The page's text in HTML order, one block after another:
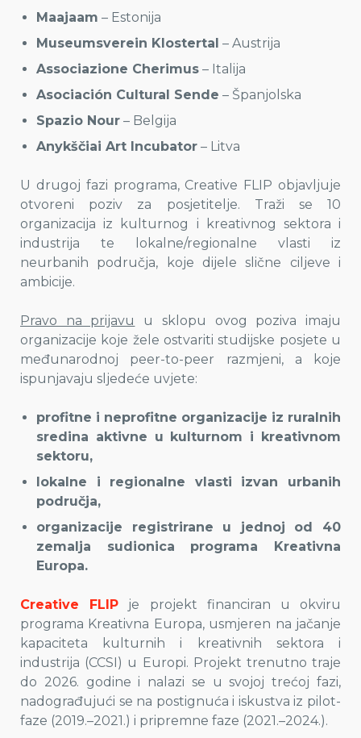
Maajaam – Estonija
Museumsverein Klostertal – Austrija
Associazione Cherimus – Italija
Asociación Cultural Sende – Španjolska
Spazio Nour – Belgija
Anykščiai Art Incubator – Litva
U drugoj fazi programa, Creative FLIP objavljuje
otvoreni poziv za posjetitelje. Traži se 10
organizacija iz kulturnog i kreativnog sektora i
industrija te lokalne/regionalne vlasti iz
neurbanih područja, koje dijele slične ciljeve i
ambicije.
Pravo na prijavu
u sklopu ovog poziva imaju
organizacije koje žele ostvariti studijske posjete u
međunarodnoj peer-to-peer razmjeni, a koje
ispunjavaju sljedeće uvjete:
profitne i neprofitne organizacije iz ruralnih
sredina aktivne u kulturnom i kreativnom
sektoru,
lokalne i regionalne vlasti izvan urbanih
područja,
organizacije registrirane u jednoj od 40
zemalja sudionica programa Kreativna
Europa.
Creative FLIP je projekt financiran u okviru
programa Kreativna Europa, usmjeren na jačanje
kapaciteta kulturnih i kreativnih sektora i
industrija (CCSI) u Europi. Projekt trenutno traje
do 2026. godine i nalazi se u svojoj trećoj fazi,
nadograđujući se na postignuća i iskustva iz pilot-
faze (2019.–2021.) i pripremne faze (2021.–2024.).